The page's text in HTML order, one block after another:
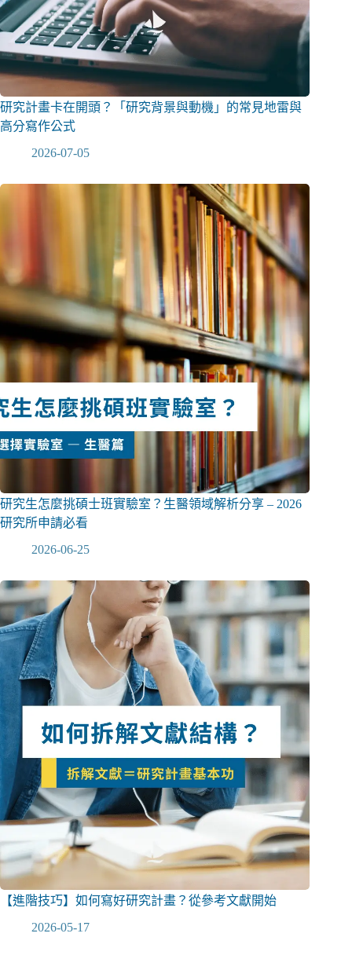
研究計畫卡在開頭？「研究背景與動機」的常見地雷與
高分寫作公式
2026-07-05
研究生怎麼挑碩士班實驗室？生醫領域解析分享 – 2026
研究所申請必看
2026-06-25
【進階技巧】如何寫好研究計畫？從參考文獻開始
2026-05-17